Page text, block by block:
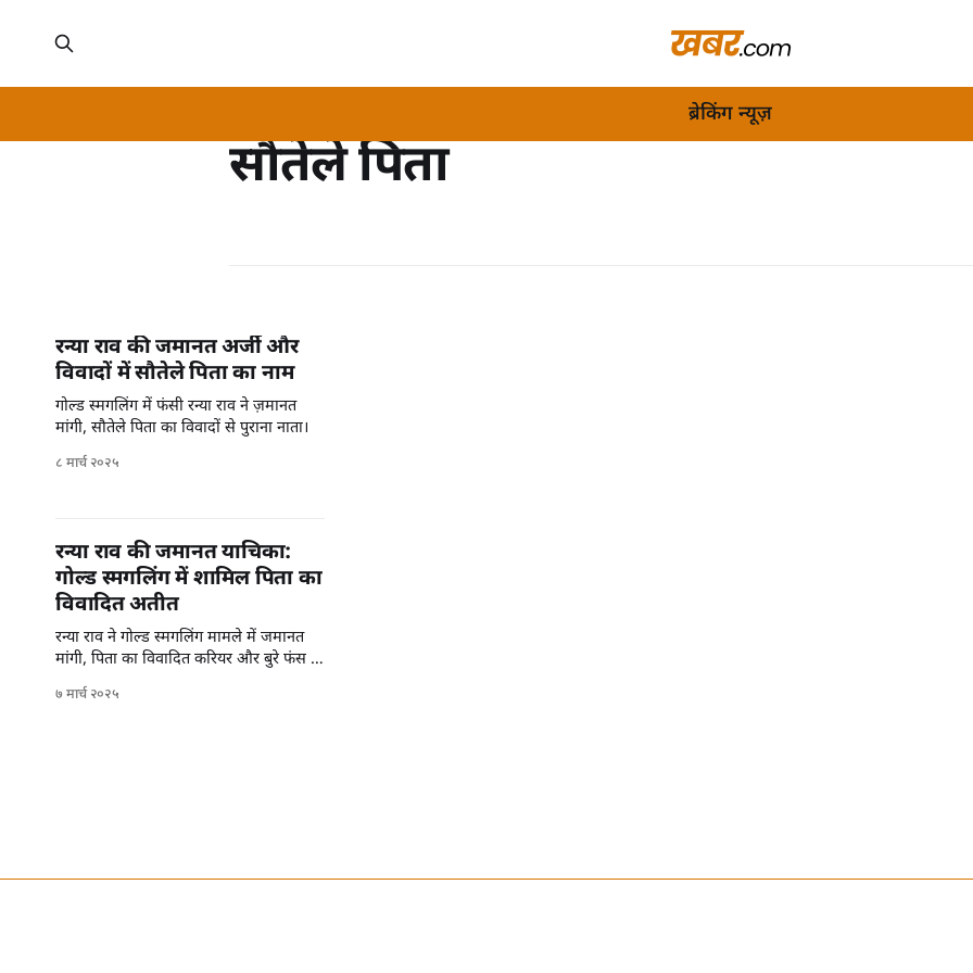
ब्रेकिंग न्यूज़
सौतेले पिता
रन्या राव की जमानत अर्जी और
विवादों में सौतेले पिता का नाम
गोल्ड स्मगलिंग में फंसी रन्या राव ने ज़मानत
मांगी, सौतेले पिता का विवादों से पुराना नाता।
८ मार्च २०२५
रन्या राव की जमानत याचिका:
गोल्ड स्मगलिंग में शामिल पिता का
विवादित अतीत
रन्या राव ने गोल्ड स्मगलिंग मामले में जमानत
मांगी, पिता का विवादित करियर और बुरे फंस के
बारे में जानते हैं।
७ मार्च २०२५